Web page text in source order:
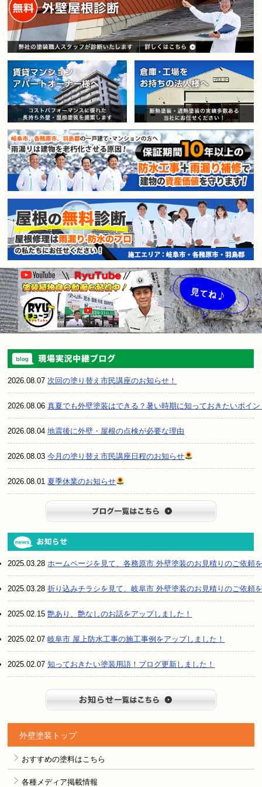
賃貸マンション・アパートオー
2026.08.07次回の塗り替え市民講座のお知らせ！
2026.08.06真夏でも外壁塗装はできる？暑い時期に知っておきたいポイン
2026.08.04地震後に外壁・屋根の点検が必要な理由
2026.08.03今月の塗り替え市民講座日程のお知らせ
2026.08.01 夏季休業のお知らせ
2025.03.28ホームページを見て、各務原市 外壁塗装のお見積りのご依頼
2025.03.28折り込みチラシを見て、岐阜市 外壁塗装のお見積りのご依頼
2025.02.15艶あり、艶なしのお話をアップしました！
2025.02.07岐阜市 屋上防水工事の施工事例をアップしました！
2025.02.07知っておきたい塗装用語！ブログ更新しました！
外壁塗装トップ
おすすめの塗料はこちら
各種メディア掲載情報